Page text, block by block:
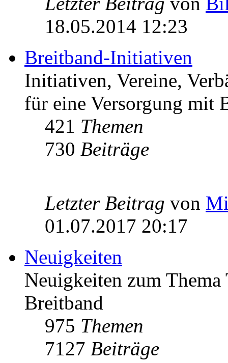
18.05.2014 12:23
Breitband-Initiativen
Initiativen, Vereine,
für eine Versorgung mit
421 Themen
730 Beiträge
Letzter Beitrag von
01.07.2017 20:17
Neuigkeiten
Neuigkeiten zum
Breitband
975 Themen
7127 Beiträge